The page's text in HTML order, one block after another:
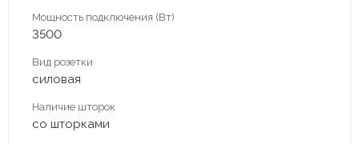
Мощность подключения (Вт)
3500
Вид розетки
силовая
Наличие шторок
со шторками